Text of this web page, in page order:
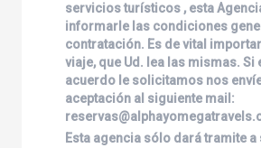
servicios turísticos , esta
informarle las condiciones
contratación. Es de vital
viaje, que Ud. lea las mismas. Si
acuerdo le solicitamos nos
aceptación al siguiente mail:
Esta agencia sólo dará tramite a